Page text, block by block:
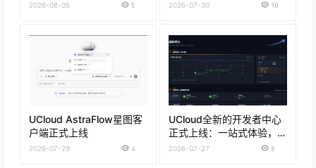
2026-08-05 5 2026-07-30 10
UCloud AstraFlow星图客
户端正式上线
2026-07-29 4
UCloud全新的开发者中心
正式上线：一站式体验，打
开即用
2026-07-27 8